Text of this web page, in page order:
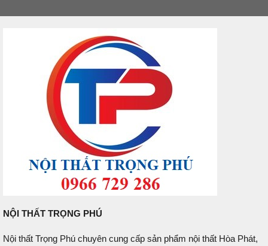
NỘI THẤT TRỌNG PHÚ
Nội thất Trọng Phú chuyên cung cấp sản phẩm nội thất Hòa Phát,